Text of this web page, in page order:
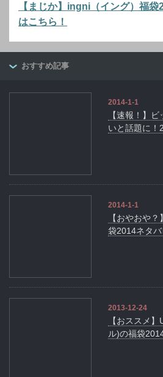
【まじか】ingni（イング）福
はこちら！
おすすめ記事
2014-1-1
【速報！】
いと話題に！
2014-1-1
【おやおや
袋2014ネタ
2013-12-24
【おススメ
ル)の福袋